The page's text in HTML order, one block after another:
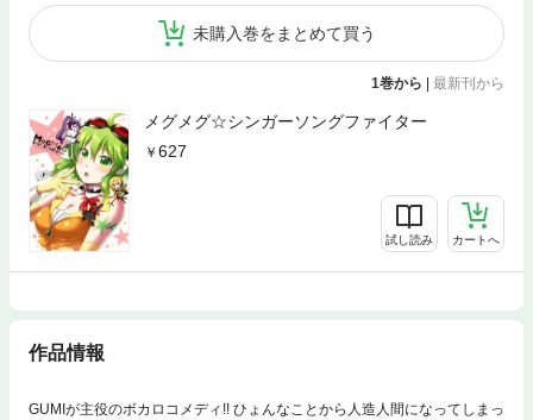
未購入巻をまとめて買う
1巻から | 最新刊から
メグメグ☆シンガーソングファイター
627
試し読み カートへ
作品情報
GUMIが主役のボカロコメディ!! ひょんなことから人造人間になってしまっ